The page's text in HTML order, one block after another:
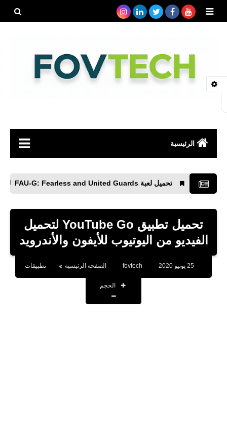
الرئيسية
مواقع
بلوجر
تحميل لعبة FAU-G: Fearless and United Guards ‏ للأندرويد بصيغة APK
تحميل تطبيق YouTube Go‏ لتحميل
الفيديو من اليوتيوب للأيفون والأندرويد
25 يونيو 2020 fovtech الصفحة الرئيسية نطبيقات
الحجم